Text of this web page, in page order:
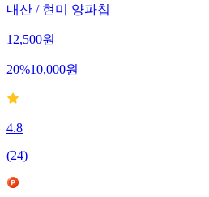
내산 / 현미 양파칩
12,500원
20%10,000원
4.8
(24)